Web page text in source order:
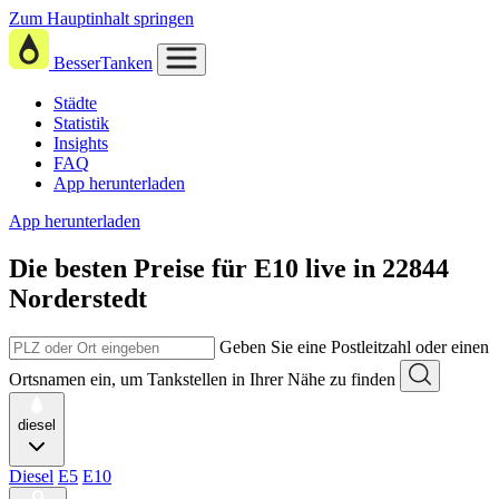
Zum Hauptinhalt springen
BesserTanken
Städte
Statistik
Insights
FAQ
App herunterladen
App herunterladen
Die besten Preise für E10 live in 22844
Norderstedt
Geben Sie eine Postleitzahl oder einen
Ortsnamen ein, um Tankstellen in Ihrer Nähe zu finden
diesel
Diesel E5 E10